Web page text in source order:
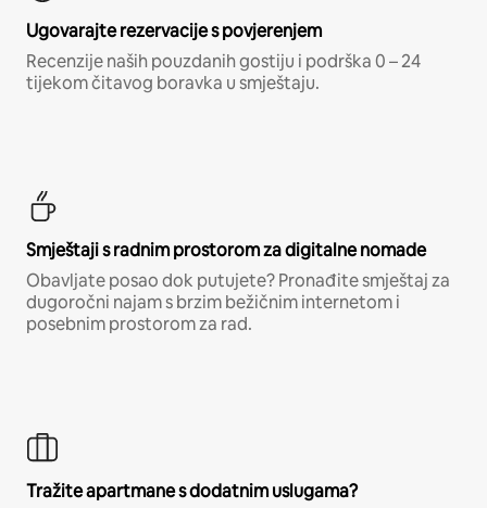
Ugovarajte rezervacije s povjerenjem
Recenzije naših pouzdanih gostiju i podrška 0 – 24
tijekom čitavog boravka u smještaju.
Smještaji s radnim prostorom za digitalne nomade
Obavljate posao dok putujete? Pronađite smještaj za
dugoročni najam s brzim bežičnim internetom i
posebnim prostorom za rad.
Tražite apartmane s dodatnim uslugama?